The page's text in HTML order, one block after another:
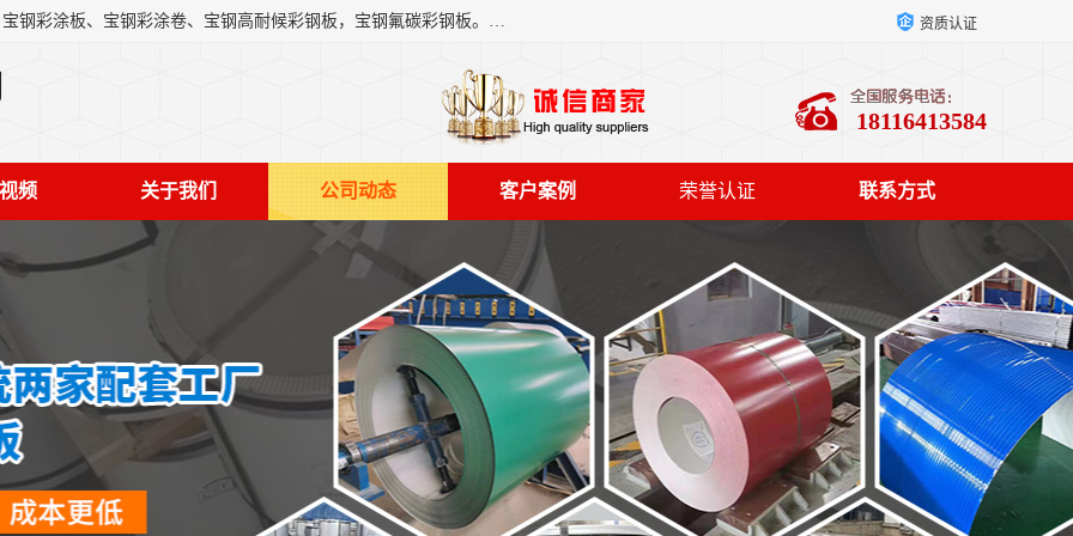
上海轩本实业有限公司主营产品：宝钢彩钢板、宝钢彩钢卷、宝钢彩涂板、宝钢彩涂卷、宝钢高耐候彩钢板，宝钢氟碳彩钢板。是一家集钢铁贸易，物流、加工为一体的产业全配套公司。 资质认证
18116413584
频 关于我们 公司动态 客户案例 荣誉认证 联系方式